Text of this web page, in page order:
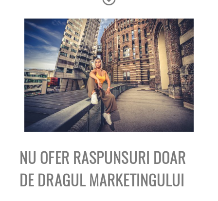
NU OFER RASPUNSURI DOAR
DE DRAGUL MARKETINGULUI